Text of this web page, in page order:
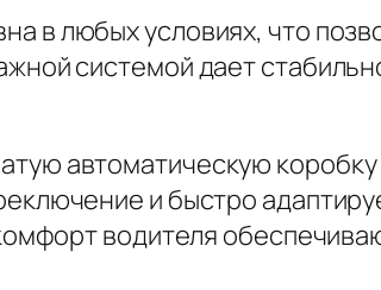
в любых условиях, что
системой дает
автоматическую
и быстро
водителя